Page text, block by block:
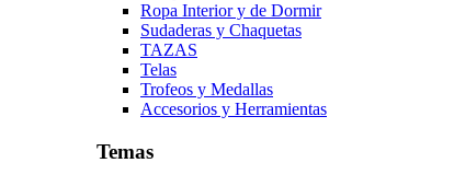
Ropa Interior y de Dormir
Sudaderas y Chaquetas
TAZAS
Telas
Trofeos y Medallas
Accesorios y Herramientas
Temas